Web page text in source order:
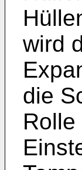
wird
die